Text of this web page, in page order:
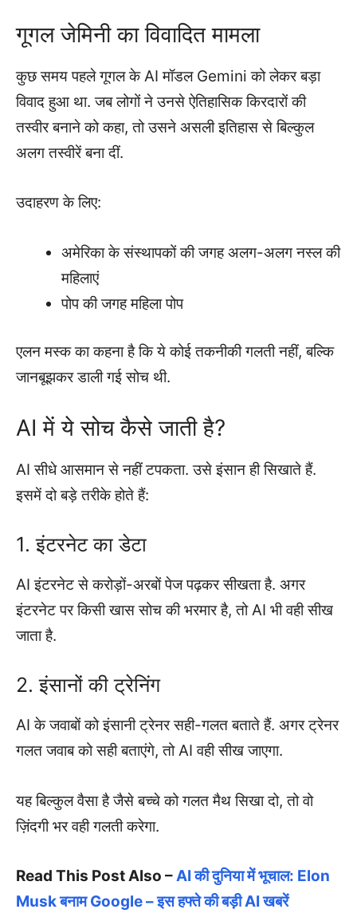
गूगल जेमिनी का विवादित मामला
कुछ समय पहले गूगल के AI मॉडल Gemini को लेकर बड़ा
विवाद हुआ था. जब लोगों ने उनसे ऐतिहासिक किरदारों की
तस्वीर बनाने को कहा, तो उसने असली इतिहास से बिल्कुल
अलग तस्वीरें बना दीं.
उदाहरण के लिए:
अमेरिका के संस्थापकों की जगह अलग-अलग नस्ल की
महिलाएं
पोप की जगह महिला पोप
एलन मस्क का कहना है कि ये कोई तकनीकी गलती नहीं, बल्कि
जानबूझकर डाली गई सोच थी.
AI में ये सोच कैसे जाती है?
AI सीधे आसमान से नहीं टपकता. उसे इंसान ही सिखाते हैं.
इसमें दो बड़े तरीके होते हैं:
1. इंटरनेट का डेटा
AI इंटरनेट से करोड़ों-अरबों पेज पढ़कर सीखता है. अगर
इंटरनेट पर किसी खास सोच की भरमार है, तो AI भी वही सीख
जाता है.
2. इंसानों की ट्रेनिंग
AI के जवाबों को इंसानी ट्रेनर सही-गलत बताते हैं. अगर ट्रेनर
गलत जवाब को सही बताएंगे, तो AI वही सीख जाएगा.
यह बिल्कुल वैसा है जैसे बच्चे को गलत मैथ सिखा दो, तो वो
ज़िंदगी भर वही गलती करेगा.
Read This Post Also –AI की दुनिया में भूचाल: Elon
Musk बनाम Google – इस हफ्ते की बड़ी AI खबरें